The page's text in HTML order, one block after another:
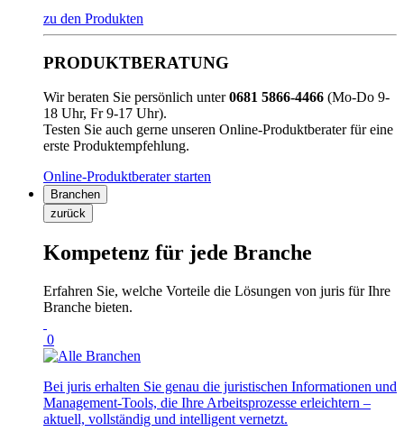
zu den Produkten
PRODUKTBERATUNG
Wir beraten Sie persönlich unter0681 5866-4466 (Mo-Do 9-
18 Uhr, Fr 9-17 Uhr).
Testen Sie auch gerne unseren Online-Produktberater für eine
erste Produktempfehlung.
Online-Produktberater starten
Branchen
zurück
Kompetenz für jede Branche
Erfahren Sie, welche Vorteile die Lösungen von juris für Ihre
Branche bieten.
0
Bei juris erhalten Sie genau die juristischen Informationen und
Management-Tools, die Ihre Arbeitsprozesse erleichtern –
aktuell, vollständig und intelligent vernetzt.